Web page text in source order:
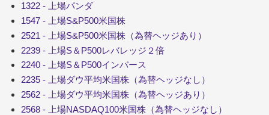
1322 - 上場パンダ
1547 - 上場S&P500米国株
2521 - 上場S&P500米国株（為替ヘッジあり）
2239 - 上場S＆P500レバレッジ２倍
2240 - 上場S＆P500インバース
2235 - 上場ダウ平均米国株（為替ヘッジなし）
2562 - 上場ダウ平均米国株（為替ヘッジあり）
2568 - 上場NASDAQ100米国株（為替ヘッジなし）